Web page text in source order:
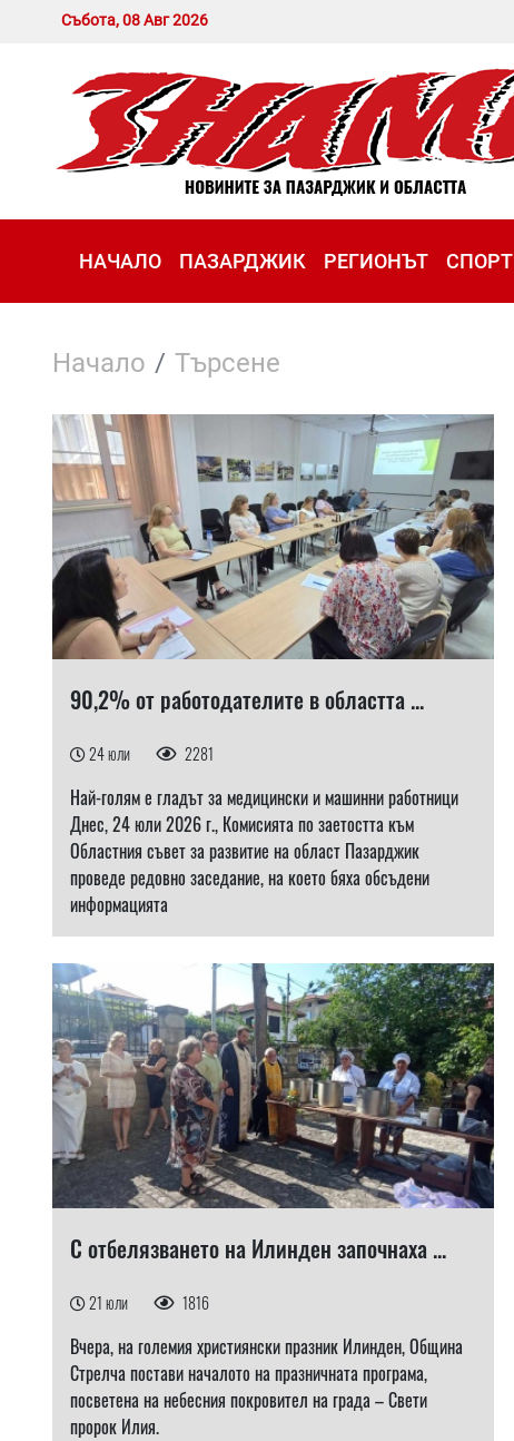
Събота, 08 Авг 2026
НАЧАЛО ПАЗАРДЖИК РЕГИОНЪТ СПОРТ
Начало Търсене
90,2% от работодателите в областта ...
24 юли 2281
Най-голям е гладът за медицински и машинни работници
Днес, 24 юли 2026 г., Комисията по заетостта към
Областния съвет за развитие на област Пазарджик
проведе редовно заседание, на което бяха обсъдени
информацията
С отбелязването на Илинден започнаха ...
21 юли 1816
Вчера, на големия християнски празник Илинден, Община
Стрелча постави началото на празничната програма,
посветена на небесния покровител на града – Свети
пророк Илия.